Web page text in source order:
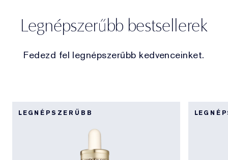
Legnépszerűbb bestsellerek
Fedezd fel legnépszerűbb kedvenceinket.
LEGNÉPSZERŰBB